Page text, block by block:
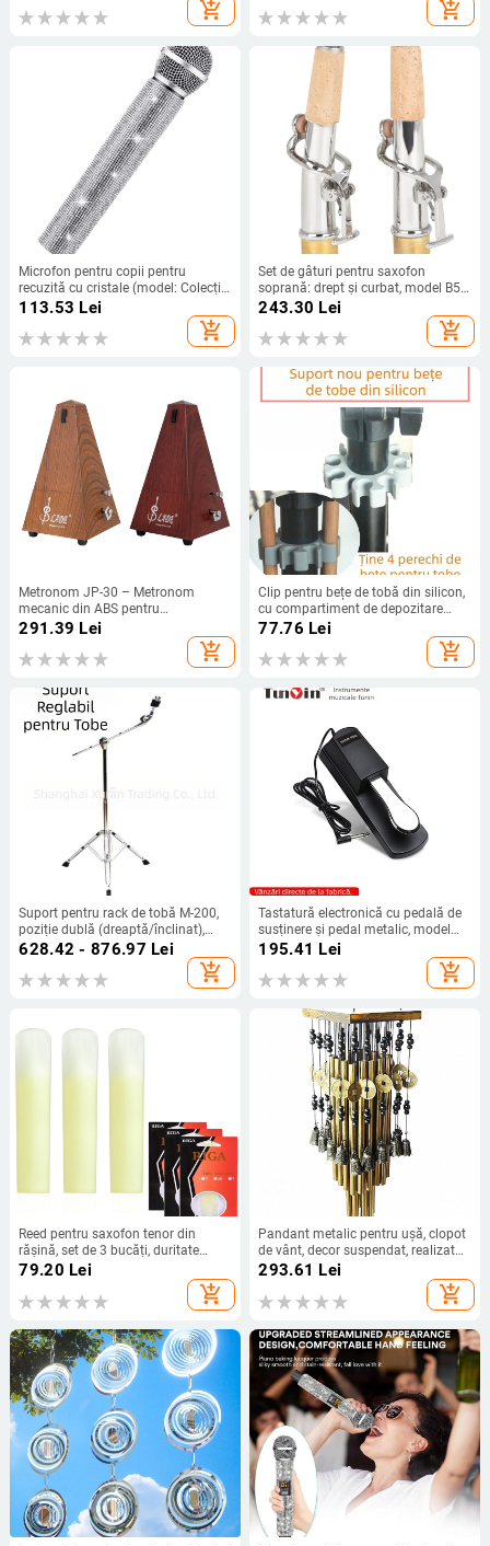
add_shopping_cart add_shopping_cart
Microfon pentru copii pentru
recuzită cu cristale (model: Colecție
de recuzită; marcă: Alte; pe cablu:
Da; direcție: Inimă; SNR ≥70 dB)
113.53 Lei
add_shopping_cart
Set de gâturi pentru saxofon
soprană: drept și curbat, model B53,
dop din cupru, două piese, ambalaj
243.30 Lei
add_shopping_cart
Metronom JP-30 – Metronom
mecanic din ABS pentru
instrumente muzicale
291.39 Lei
add_shopping_cart
Clip pentru bețe de tobă din silicon,
cu compartiment de depozitare
detașabil, pentru seturi de tobe
77.76 Lei
add_shopping_cart
Suport pentru rack de tobă M-200,
poziție dublă (dreaptă/înclinat),
construcție metalică cromată
628.42 - 876.97 Lei
add_shopping_cart
Tastatură electronică cu pedală de
susținere și pedal metalic, model
SY-01, construcție ABS cu placare
metalică, destinate instrumentelor
muzicale
195.41 Lei
add_shopping_cart
Reed pentru saxofon tenor din
rășină, set de 3 bucăți, duritate
1.5/2.0/2.5
79.20 Lei
add_shopping_cart
Pandant metalic pentru ușă, clopot
de vânt, decor suspendat, realizat
manual
293.61 Lei
add_shopping_cart